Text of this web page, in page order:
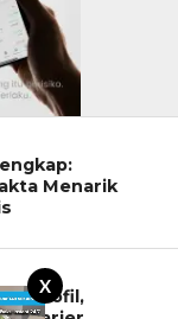
X
Menarik
Profil,